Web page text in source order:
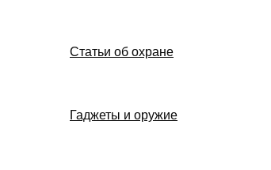
Статьи об охране
Гаджеты и оружие